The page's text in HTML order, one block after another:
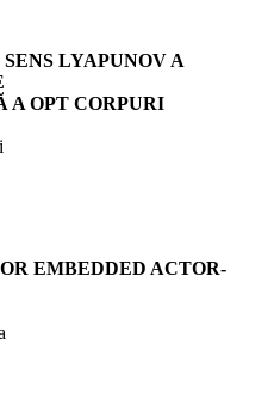
LYAPUNOV A
A OPT CORPURI
EMBEDDED ACTOR-